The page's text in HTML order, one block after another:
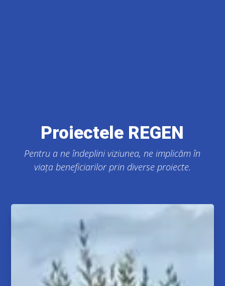
Proiectele REGEN
Pentru a ne îndeplini viziunea, ne implicăm în
viața beneficiarilor prin diverse proiecte.